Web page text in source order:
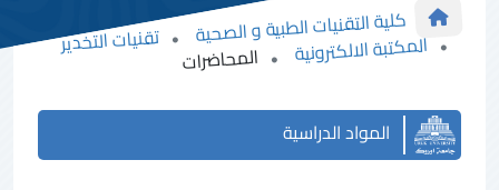
كلية التقنيات الطبية و الصحية تقنيات التخدير المكتبة الالكترونية المحاضرات
المواد الدراسية